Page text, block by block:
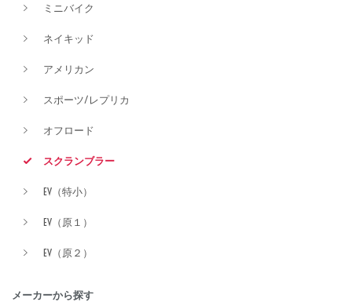
ミニバイク
ネイキッド
アメリカン
スポーツ/レプリカ
オフロード
スクランブラー
EV（特小）
EV（原１）
EV（原２）
メーカーから探す
価格